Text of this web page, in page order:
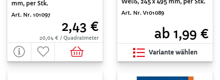
mm, per Stk.
Art. Nr. 101097
2,43 €
20,04 € / Quadratmeter
Art. Nr. V101089
ab 1,99 €
Variante wählen